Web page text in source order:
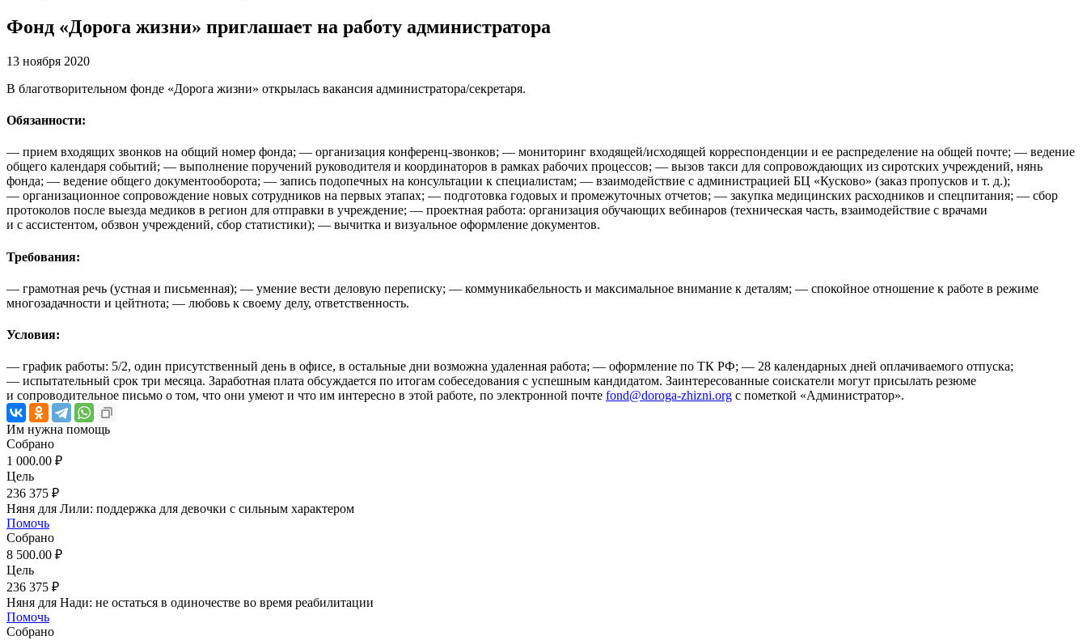
Фонд «Дорога жизни» приглашает на работу администратора
13 ноября 2020
В благотворительном фонде «Дорога жизни» открылась вакансия администратора/секретаря.
Обязанности:
— прием входящих звонков на общий номер фонда; — организация конференц-звонков; — мониторинг входящей/исходящей корреспонденции и ее распределение на общей почте; — ведение
общего календаря событий; — выполнение поручений руководителя и координаторов в рамках рабочих процессов; — вызов такси для сопровождающих из сиротских учреждений, нянь
фонда; — ведение общего документооборота; — запись подопечных на консультации к специалистам; — взаимодействие с администрацией БЦ «Кусково» (заказ пропусков и т. д.);
— организационное сопровождение новых сотрудников на первых этапах; — подготовка годовых и промежуточных отчетов; — закупка медицинских расходников и спецпитания; — сбор
протоколов после выезда медиков в регион для отправки в учреждение; — проектная работа: организация обучающих вебинаров (техническая часть, взаимодействие с врачами
и с ассистентом, обзвон учреждений, сбор статистики); — вычитка и визуальное оформление документов.
Требования:
— грамотная речь (устная и письменная); — умение вести деловую переписку; — коммуникабельность и максимальное внимание к деталям; — спокойное отношение к работе в режиме
многозадачности и цейтнота; — любовь к своему делу, ответственность.
Условия:
— график работы: 5/2, один присутственный день в офисе, в остальные дни возможна удаленная работа; — оформление по ТК РФ; — 28 календарных дней оплачиваемого отпуска;
— испытательный срок три месяца. Заработная плата обсуждается по итогам собеседования с успешным кандидатом. Заинтересованные соискатели могут присылать резюме
и сопроводительное письмо о том, что они умеют и что им интересно в этой работе, по электронной почте fond@doroga-zhizni.org с пометкой «Администратор».
Им нужна помощь
Собрано
1 000.00 ₽
Цель
236 375 ₽
Няня для Лили: поддержка для девочки с сильным характером
Помочь
Собрано
8 500.00 ₽
Цель
236 375 ₽
Няня для Нади: не остаться в одиночестве во время реабилитации
Помочь
Собрано